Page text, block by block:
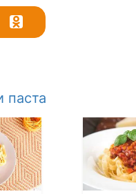
паста